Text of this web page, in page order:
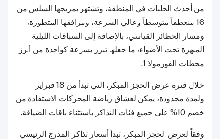
من أحدث الحلبات في المنطقة، وتشتهر بمزيجها السلس من
16 منعطفاً متوسطاً وعالي السرعة، ومرافقها المتطورة،
ومسار الحظائر القياسي، بالإضافة إلى السباقات الليلية
المبهرة تحت الأضواء، ما جعلها تبرز بسرعة كواحدة من أبرز
محطات الفورمولا 1.
خلال فترة عرض الحجز المبكر، التي تبدأ من 18 فبراير
ولمدة محدودة، يمكن لعشاق رياضة المحركات الاستفادة من
خصم 10% على جميع فئات التذاكر باستثناء باقات الضيافة.
وفقاً لعرض الحجز المبكر، تبدأ أسعار تذاكر المدرج الرئيسي